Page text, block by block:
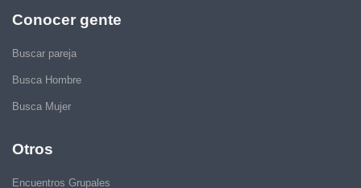
Conocer gente
Buscar pareja
Busca Hombre
Busca Mujer
Otros
Encuentros Grupales